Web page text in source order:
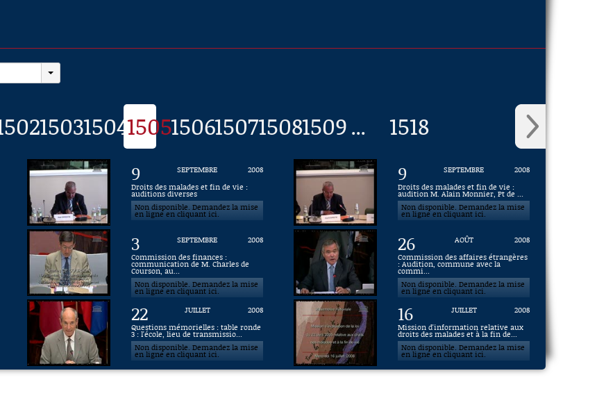
1503150415051506150715081509 ... 1518
9 SEPTEMBRE
2008
Droits des malades et fin de vie :
auditions diverses
Non disponible. Demandez la mise
en ligne en cliquant ici.
9 SEPTEMBRE
2008
Droits des malades et fin de vie :
audition M. Alain Monnier, Pt de ...
Non disponible. Demandez la mise
en ligne en cliquant ici.
3 SEPTEMBRE
2008
Commission des finances :
communication de M. Charles de
Courson, au...
Non disponible. Demandez la mise
en ligne en cliquant ici.
26 AOÛT
2008
Commission des affaires étrangères
: Audition, commune avec la
commi...
Non disponible. Demandez la mise
en ligne en cliquant ici.
22 JUILLET
2008
Questions mémorielles : table ronde
3 : l'école, lieu de transmissio...
Non disponible. Demandez la mise
en ligne en cliquant ici.
16 JUILLET
2008
Mission d'information relative aux
droits des malades et à la fin de...
Non disponible. Demandez la mise
en ligne en cliquant ici.